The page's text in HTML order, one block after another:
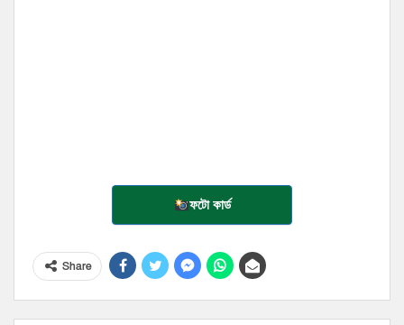
ফটো কার্ড
Share